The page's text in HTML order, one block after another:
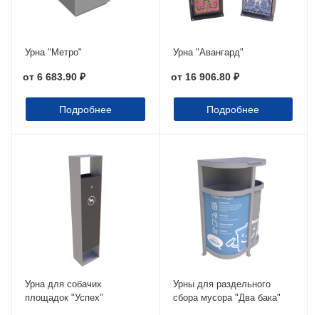
Урна "Метро"
от 6 683.90 ₽
Подробнее
Урна "Авангард"
от 16 906.80 ₽
Подробнее
Урна для собачих
площадок "Успех"
Урны для раздельного
сбора мусора "Два бака"